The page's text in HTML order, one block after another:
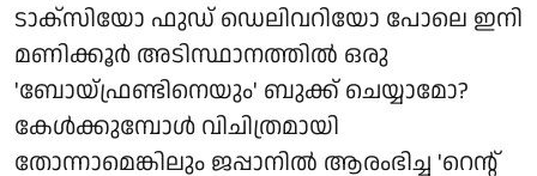
ടാക്‌സിയോ ഫുഡ് ഡെലിവറിയോ പോലെ ഇനി
മണിക്കൂര്‍ അടിസ്ഥാനത്തില്‍ ഒരു
'ബോയ്ഫ്രണ്ടിനെയും' ബുക്ക് ചെയ്യാമോ?
കേള്‍ക്കുമ്പോള്‍ വിചിത്രമായി
തോന്നാമെങ്കിലും ജപ്പാനില്‍ ആരംഭിച്ച 'റെന്റ്